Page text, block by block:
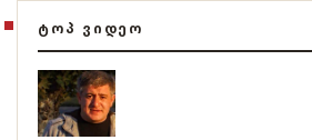
ᲢᲝᲞ ᲕᲘᲓᲔᲝ